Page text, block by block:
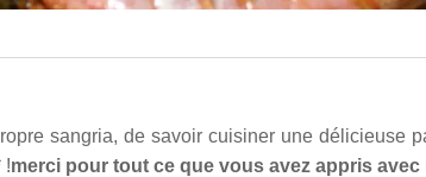
sangria, de savoir cuisiner une délicieuse
!merci pour tout ce que vous avez appris avec